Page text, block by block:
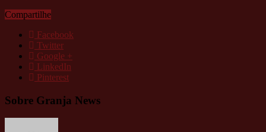
Compartilhe
Facebook
Twitter
Google +
LinkedIn
Pinterest
Sobre Granja News